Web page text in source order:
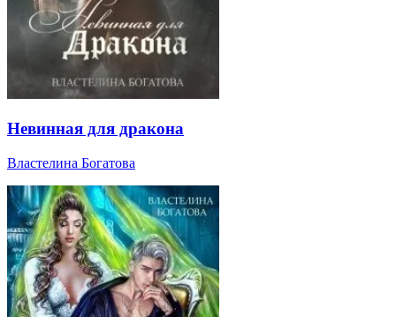
Невинная для дракона
Властелина Богатова